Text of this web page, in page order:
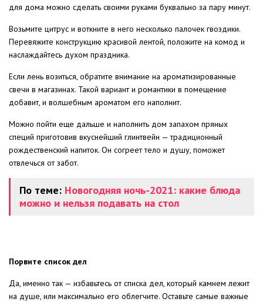
для дома можно сделать своими руками буквально за пару минут.
Возьмите цитрус и воткните в него несколько палочек гвоздики.
Перевяжите конструкцию красивой лентой, положите на комод и
наслаждайтесь духом праздника.
Если лень возиться, обратите внимание на ароматизированные
свечи в магазинах. Такой вариант и романтики в помещение
добавит, и волшебным ароматом его наполнит.
Можно пойти еще дальше и наполнить дом запахом пряных
специй приготовив вкуснейший глинтвейн — традиционный
рождественский напиток. Он согреет тело и душу, поможет
отвлечься от забот.
По теме: Новогодняя ночь-2021: какие блюда
можно и нельзя подавать на стол
Порвите список дел
Да, именно так — избавьтесь от списка дел, который камнем лежит
на душе, или максимально его облегчите. Оставьте самые важные